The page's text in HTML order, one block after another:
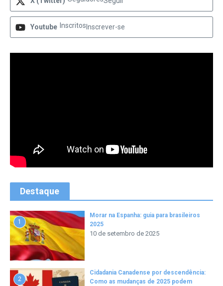
Youtube Inscritos Inscrever-se
Destaque
1
Morar na Espanha: guia para brasileiros
2025
10 de setembro de 2025
2
Cidadania Canadense por descendência:
Como as mudanças de 2025 podem